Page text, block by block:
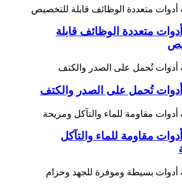
متعددة الوظائف قابلة
تُحمل على الصدر والكتف
مقاومة للماء والتآكل